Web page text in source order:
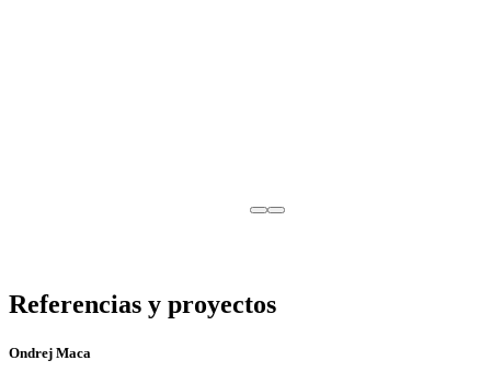
Referencias y proyectos
Ondrej Maca